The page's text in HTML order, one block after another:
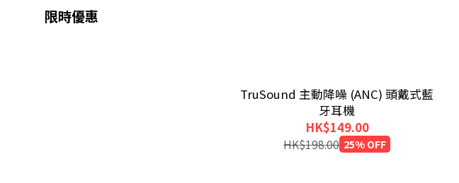
限時優惠
TruSound 主動降噪 (ANC) 頭戴式藍
牙耳機
HK$149.00
HK$198.00 25% OFF